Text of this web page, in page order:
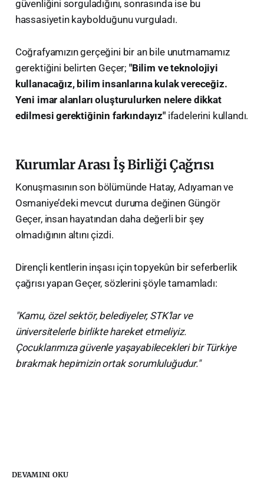
güvenliğini sorguladığını, sonrasında ise bu
hassasiyetin kaybolduğunu vurguladı.
​Coğrafyamızın gerçeğini bir an bile unutmamamız
gerektiğini belirten Geçer; "Bilim ve teknolojiyi
kullanacağız, bilim insanlarına kulak vereceğiz.
Yeni imar alanları oluşturulurken nelere dikkat
edilmesi gerektiğinin farkındayız"ifadelerini kullandı.
​Kurumlar Arası İş Birliği Çağrısı
​Konuşmasının son bölümünde Hatay, Adıyaman ve
Osmaniye’deki mevcut duruma değinen Güngör
Geçer, insan hayatından daha değerli bir şey
olmadığının altını çizdi.
​Dirençli kentlerin inşası için topyekûn bir seferberlik
çağrısı yapan Geçer, sözlerini şöyle tamamladı:
"Kamu, özel sektör, belediyeler, STK’lar ve
üniversitelerle birlikte hareket etmeliyiz.
Çocuklarımıza güvenle yaşayabilecekleri bir Türkiye
bırakmak hepimizin ortak sorumluluğudur."
DEVAMINI OKU